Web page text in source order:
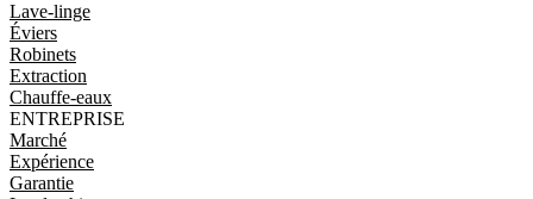
Lave-linge
Éviers
Robinets
Extraction
Chauffe-eaux
ENTREPRISE
Marché
Expérience
Garantie